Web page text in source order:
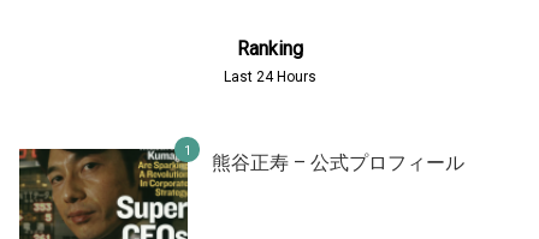
Ranking
Last 24 Hours
熊谷正寿 – 公式プロフィール